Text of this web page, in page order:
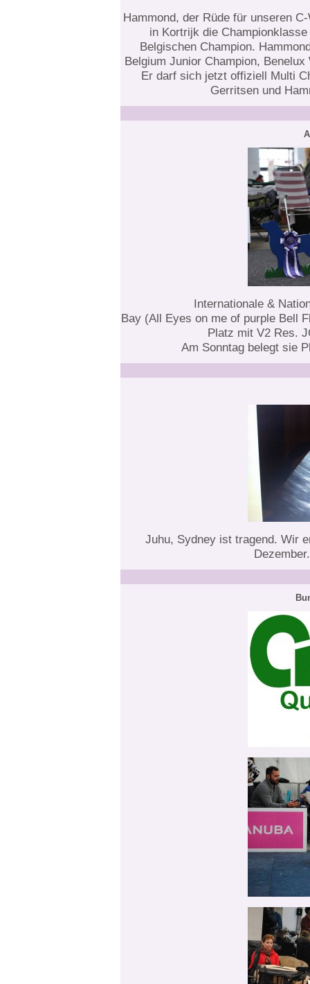
Hammond, der Rüde für unseren
in Kortrijk die
Belgischen Champion.
Belgium Junior Champion,
Er darf sich jetzt offiziell Multi
Gerritsen und
Internationale &
Bay (All Eyes on me of purple Bell
Platz mit V2 Res.
Am Sonntag belegt sie
Juhu, Sydney ist tragend. Wir